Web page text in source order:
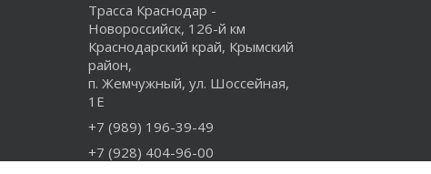
Трасса Краснодар -
Новороссийск, 126-й км
Краснодарский край, Крымский
район,
п. Жемчужный, ул. Шоссейная,
1Е
+7 (989) 196-39-49
+7 (928) 404-96-00